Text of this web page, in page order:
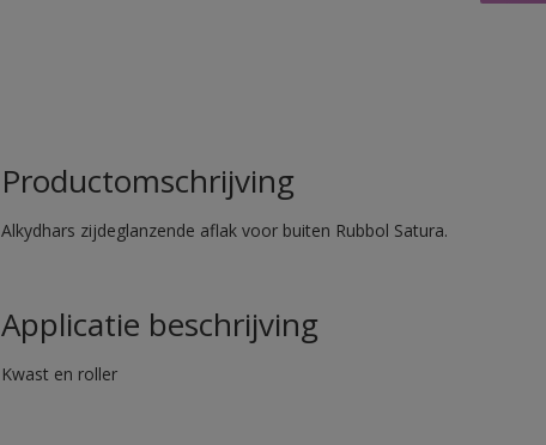
Productomschrijving
Alkydhars zijdeglanzende aflak voor buiten Rubbol Satura.
Applicatie beschrijving
Kwast en roller